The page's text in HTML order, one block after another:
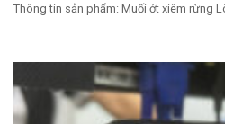
Thông tin sản phẩm: Muối ớt xiêm rừng Lô